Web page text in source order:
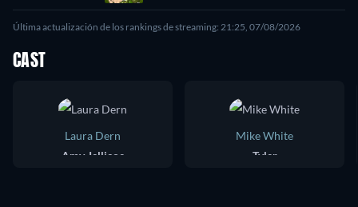
Última actualización de los rankings de streaming: 21:25, 07/08/2026
CAST
Laura Dern
Amy Jellicoe
Mike White
Tyler